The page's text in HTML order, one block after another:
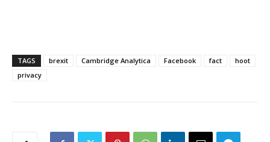
TAGS brexit Cambridge Analytica Facebook fact
hoot
privacy